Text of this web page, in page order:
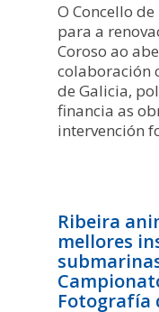
O Concello
para a
Coroso ao
colaboración
de Galicia,
financia as
intervención
Ribeira
mellores
Fotografía